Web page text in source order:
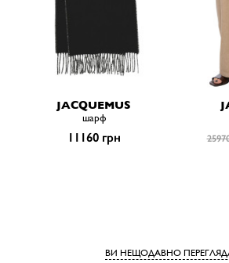
JACQUEMUS
шарф
11160 грн
ВИ НЕЩОДАВНО